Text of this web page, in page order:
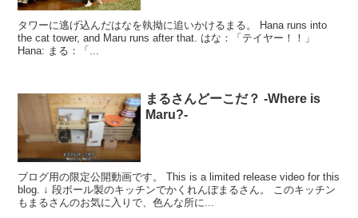
タワーに逃げ込んだはなを執拗に追いかけるまる。 Hana runs into
the cat tower, and Maru runs after that. はな：「テイヤー！！」
Hana: まる：「...
まるさんどーこだ？ -Where is
Maru?-
ブログ用の限定公開動画です。 This is a limited release video for this
blog. ↓ 段ボール製のキッチンでかくれんぼまるさん。 このキッチン
もまるさんのお気に入りで、色んな所に...